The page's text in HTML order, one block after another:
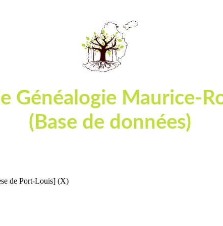
Généalogie Maurice-
(Base de données)
de Port-Louis] (X)